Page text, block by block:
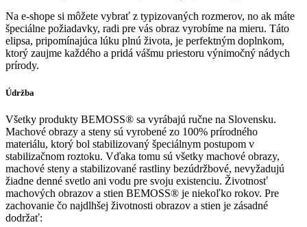
Na e-shope si môžete vybrať z typizovaných rozmerov, no ak máte
špeciálne požiadavky, radi pre vás obraz vyrobíme na mieru. Táto
elipsa, pripomínajúca lúku plnú života, je perfektným doplnkom,
ktorý zaujme každého a pridá vášmu priestoru výnimočný nádych
prírody.
Údržba
Všetky produkty BEMOSS® sa vyrábajú ručne na Slovensku.
Machové obrazy a steny sú vyrobené zo 100% prírodného
materiálu, ktorý bol stabilizovaný špeciálnym postupom v
stabilizačnom roztoku. Vďaka tomu sú všetky machové obrazy,
machové steny a stabilizované rastliny bezúdržbové, nevyžadujú
žiadne denné svetlo ani vodu pre svoju existenciu. Životnosť
machových obrazov a stien BEMOSS® je niekoľko rokov. Pre
zachovanie čo najdlhšej životnosti obrazov a stien je zásadné
dodržať: